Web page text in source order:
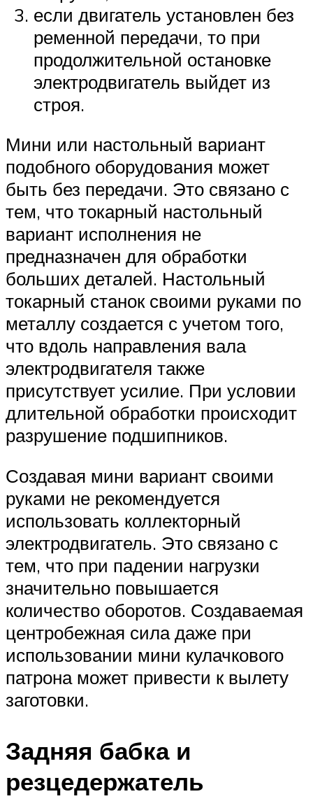
если двигатель установлен без
ременной передачи, то при
продолжительной остановке
электродвигатель выйдет из
строя.
Мини или настольный вариант
подобного оборудования может
быть без передачи. Это связано с
тем, что токарный настольный
вариант исполнения не
предназначен для обработки
больших деталей. Настольный
токарный станок своими руками по
металлу создается с учетом того,
что вдоль направления вала
электродвигателя также
присутствует усилие. При условии
длительной обработки происходит
разрушение подшипников.
Создавая мини вариант своими
руками не рекомендуется
использовать коллекторный
электродвигатель. Это связано с
тем, что при падении нагрузки
значительно повышается
количество оборотов. Создаваемая
центробежная сила даже при
использовании мини кулачкового
патрона может привести к вылету
заготовки.
Задняя бабка и
резцедержатель